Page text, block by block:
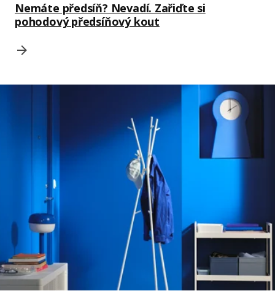
Nemáte předsíň? Nevadí. Zařiďte si
pohodový předsíňový kout